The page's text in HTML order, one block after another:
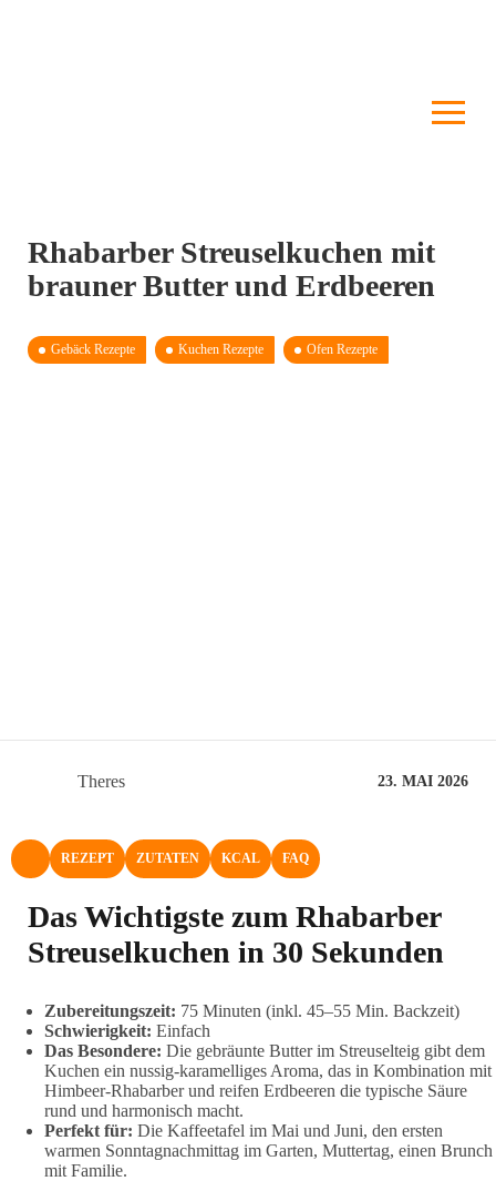
Rhabarber Streuselkuchen mit
brauner Butter und Erdbeeren
Gebäck Rezepte Kuchen Rezepte Ofen Rezepte
Theres 23. MAI 2026
NACH OBEN
REZEPT ZUTATEN KCAL FAQ
Das Wichtigste zum Rhabarber
Streuselkuchen in 30 Sekunden
Zubereitungszeit: 75 Minuten (inkl. 45–55 Min. Backzeit)
Schwierigkeit: Einfach
Das Besondere: Die gebräunte Butter im Streuselteig gibt dem
Kuchen ein nussig-karamelliges Aroma, das in Kombination mit
Himbeer-Rhabarber und reifen Erdbeeren die typische Säure
rund und harmonisch macht.
Perfekt für: Die Kaffeetafel im Mai und Juni, den ersten
warmen Sonntagnachmittag im Garten, Muttertag, einen Brunch
mit Familie.